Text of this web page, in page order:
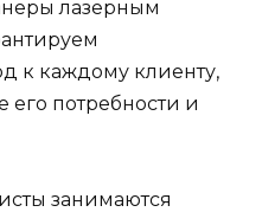
лазерным
к каждому клиенту,
его потребности и
занимаются